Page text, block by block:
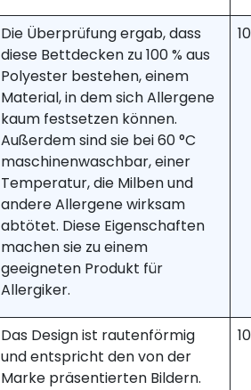
Die Überprüfung ergab, dass
diese Bettdecken zu 100 % aus
Polyester bestehen, einem
Material, in dem sich Allergene
kaum festsetzen können.
Außerdem sind sie bei 60 °C
maschinenwaschbar, einer
Temperatur, die Milben und
andere Allergene wirksam
abtötet. Diese Eigenschaften
machen sie zu einem
geeigneten Produkt für
Allergiker.
Das Design ist rautenförmig
und entspricht den von der
Marke präsentierten Bildern.